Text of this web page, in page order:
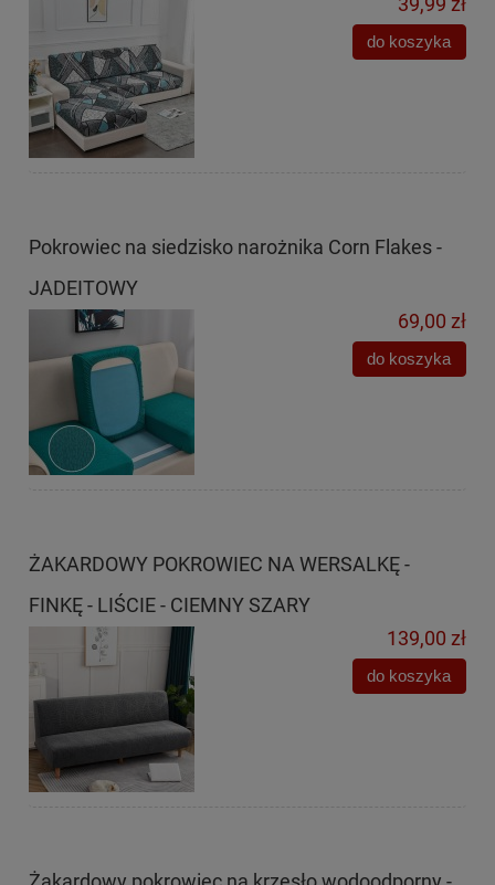
do koszyka
Pokrowiec na siedzisko narożnika Corn Flakes -
JADEITOWY
69,00 zł
do koszyka
ŻAKARDOWY POKROWIEC NA WERSALKĘ -
FINKĘ - LIŚCIE - CIEMNY SZARY
139,00 zł
do koszyka